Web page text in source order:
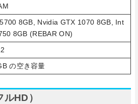
8GB, Nvidia GTX 1070 8GB, Int
8GB (REBAR ON)
の空き容量
HD）